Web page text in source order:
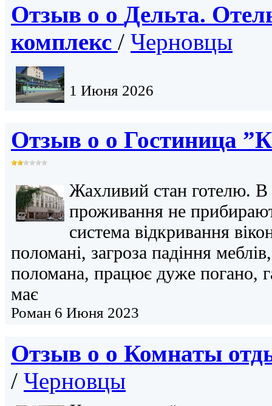
Отзыв о о Дельта.
комплекс / Черновцы
1 Июня 2026
Отзыв о о Гостиница
Жахливий стан готелю. В
проживання не
система відкривання
поломані, загроза падіння
поломана, працює дуже погано,
має
Роман 6 Июня 2023
Отзыв о о Комнаты
/ Черновцы